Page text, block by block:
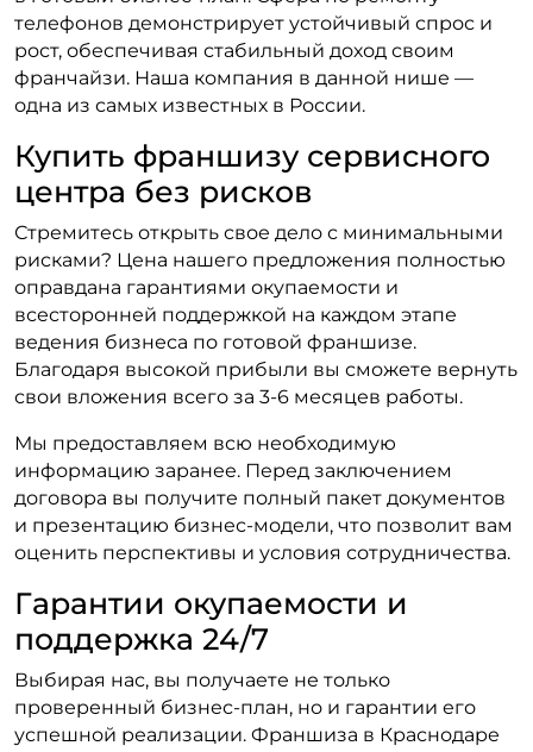
телефонов демонстрирует устойчивый спрос и
рост, обеспечивая стабильный доход своим
франчайзи. Наша компания в данной нише —
одна из самых известных в России.
Купить франшизу сервисного
центра без рисков
Стремитесь открыть свое дело с минимальными
рисками? Цена нашего предложения полностью
оправдана гарантиями окупаемости и
всесторонней поддержкой на каждом этапе
ведения бизнеса по готовой франшизе.
Благодаря высокой прибыли вы сможете вернуть
свои вложения всего за 3-6 месяцев работы.
Мы предоставляем всю необходимую
информацию заранее. Перед заключением
договора вы получите полный пакет документов
и презентацию бизнес-модели, что позволит вам
оценить перспективы и условия сотрудничества.
Гарантии окупаемости и
поддержка 24/7
Выбирая нас, вы получаете не только
проверенный бизнес-план, но и гарантии его
успешной реализации. Франшиза в Краснодаре